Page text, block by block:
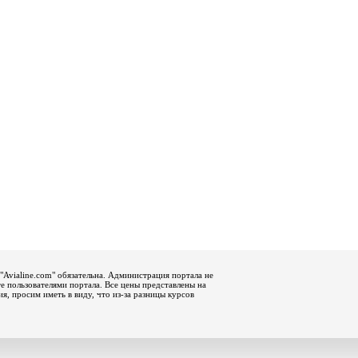
обязательна. Администрация портала не
пользователями портала. Все цены представлены на
просим иметь в виду, что из-за разницы курсов